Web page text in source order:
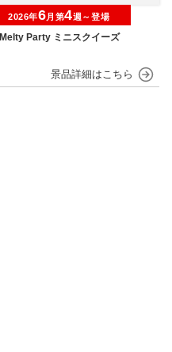
Melty Party ミニスクイーズ
2026年6月第4週～登場